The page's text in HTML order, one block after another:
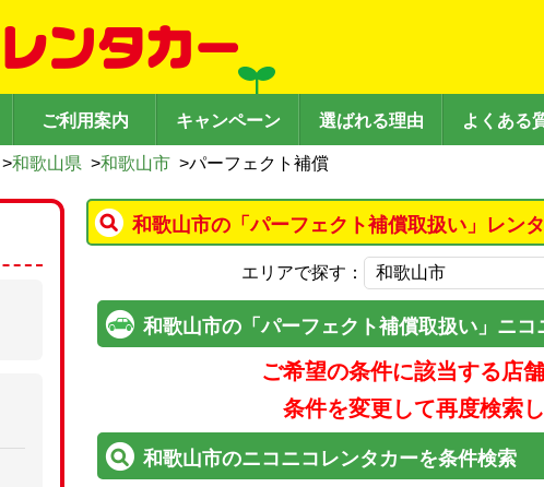
ご利用案内 キャンペーン 選ばれる理由 よくある
>和歌山県 >和歌山市 >パーフェクト補償
和歌山市の「パーフェクト補償取扱い」レン
エリアで探す：
和歌山市の「パーフェクト補償取扱い」ニ
ご希望の条件に該当する店
条件を変更して再度検索
和歌山市のニコニコレンタカーを条件検索